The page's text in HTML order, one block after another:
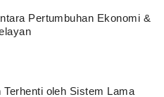
Pertumbuhan Ekonomi &
Terhenti oleh Sistem Lama